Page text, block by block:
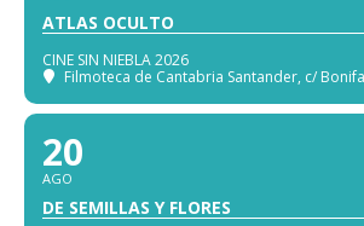
ATLAS OCULTO
CINE SIN NIEBLA 2026
Filmoteca de Cantabria Santander, c/
20
AGO
DE SEMILLAS Y FLORES